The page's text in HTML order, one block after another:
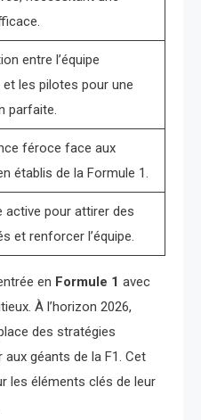
entre l’équipe
les pilotes pour une
parfaite.
féroce face aux
établis de la Formule 1.
active pour attirer des
et renforcer l’équipe.
en Formule 1 avec
À l’horizon 2026,
des stratégies
géants de la F1. Cet
les éléments clés de leur